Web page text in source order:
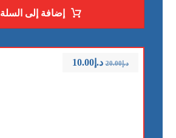
إضافة إلى السلة
د.إ20.00 د.إ10.00